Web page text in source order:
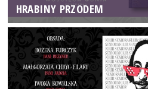
HRABINY PRZODEM